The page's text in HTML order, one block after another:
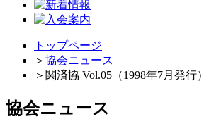
トップページ
＞ 協会ニュース
＞ 関済協 Vol.05（1998年7月発行）
協会ニュース